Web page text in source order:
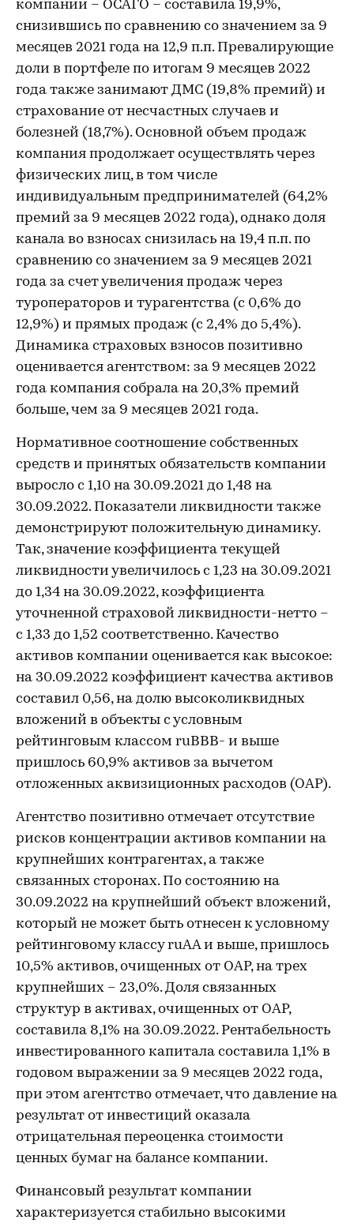
компании – ОСАГО ­– составила 19,9%,
снизившись по сравнению со значением за 9
месяцев 2021 года на 12,9 п.п. Превалирующие
доли в портфеле по итогам 9 месяцев 2022
года также занимают ДМС (19,8% премий) и
страхование от несчастных случаев и
болезней (18,7%). Основной объем продаж
компания продолжает осуществлять через
физических лиц, в том числе
индивидуальным предпринимателей (64,2%
премий за 9 месяцев 2022 года), однако доля
канала во взносах снизилась на 19,4 п.п. по
сравнению со значением за 9 месяцев 2021
года за счет увеличения продаж через
туроператоров и турагентства (с 0,6% до
12,9%) и прямых продаж (с 2,4% до 5,4%).
Динамика страховых взносов позитивно
оценивается агентством: за 9 месяцев 2022
года компания собрала на 20,3% премий
больше, чем за 9 месяцев 2021 года.
Нормативное соотношение собственных
средств и принятых обязательств компании
выросло с 1,10 на 30.09.2021 до 1,48 на
30.09.2022. Показатели ликвидности также
демонстрируют положительную динамику.
Так, значение коэффициента текущей
ликвидности увеличилось с 1,23 на 30.09.2021
до 1,34 на 30.09.2022, коэффициента
уточненной страховой ликвидности-нетто –
с 1,33 до 1,52 соответственно. Качество
активов компании оценивается как высокое:
на 30.09.2022 коэффициент качества активов
составил 0,56, на долю высоколиквидных
вложений в объекты с условным
рейтинговым классом ruВВВ- и выше
пришлось 60,9% активов за вычетом
отложенных аквизиционных расходов (ОАР).
Агентство позитивно отмечает отсутствие
рисков концентрации активов компании на
крупнейших контрагентах, а также
связанных сторонах. По состоянию на
30.09.2022 на крупнейший объект вложений,
который не может быть отнесен к условному
рейтинговому классу ruAA и выше, пришлось
10,5% активов, очищенных от ОАР, на трех
крупнейших – 23,0%. Доля связанных
структур в активах, очищенных от ОАР,
составила 8,1% на 30.09.2022. Рентабельность
инвестированного капитала составила 1,1% в
годовом выражении за 9 месяцев 2022 года,
при этом агентство отмечает, что давление на
результат от инвестиций оказала
отрицательная переоценка стоимости
ценных бумаг на балансе компании.
Финансовый результат компании
характеризуется стабильно высокими